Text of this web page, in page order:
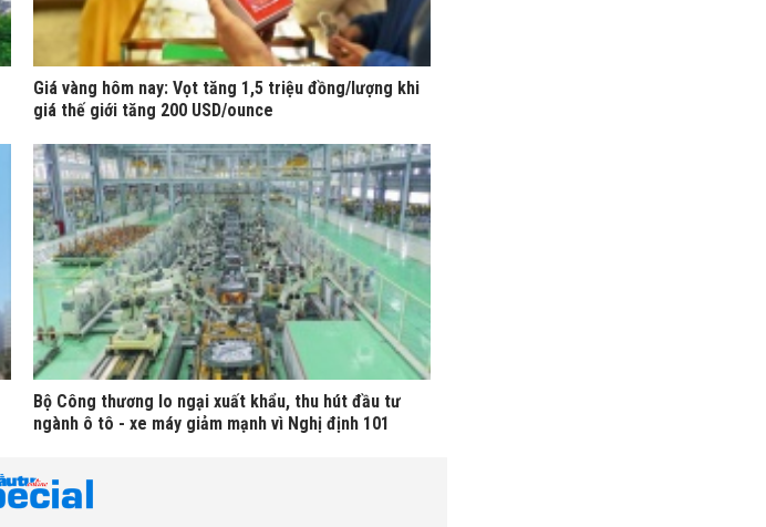
Giá vàng hôm nay: Vọt tăng 1,5 triệu đồng/lượng khi
giá thế giới tăng 200 USD/ounce
Bộ Công thương lo ngại xuất khẩu, thu hút đầu tư
ngành ô tô - xe máy giảm mạnh vì Nghị định 101